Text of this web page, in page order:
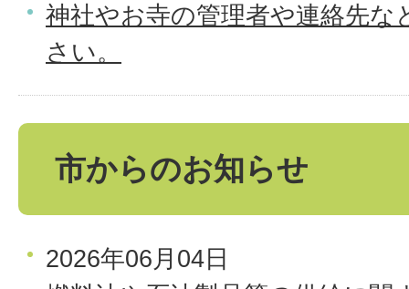
神社やお寺の管理者や連絡先
さい。
市からのお知らせ
2026年06月04日